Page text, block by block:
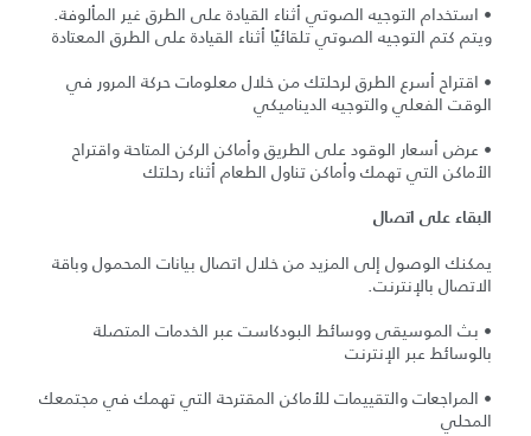
• استخدام التوجيه الصوتي أثناء القيادة على الطرق غير المألوفة.
ويتم كتم التوجيه الصوتي تلقائيًا أثناء القيادة على الطرق المعتادة
• اقتراح أسرع الطرق لرحلتك من خلال معلومات حركة المرور في
الوقت الفعلي والتوجيه الديناميكي
• عرض أسعار الوقود على الطريق وأماكن الركن المتاحة واقتراح
الأماكن التي تهمك وأماكن تناول الطعام أثناء رحلتك
البقاء على اتصال
يمكنك الوصول إلى المزيد من خلال اتصال بيانات المحمول وباقة
الاتصال بالإنترنت.
• بث الموسيقى ووسائط البودكاست عبر الخدمات المتصلة
بالوسائط عبر الإنترنت
• المراجعات والتقييمات للأماكن المقترحة التي تهمك في مجتمعك
المحلي